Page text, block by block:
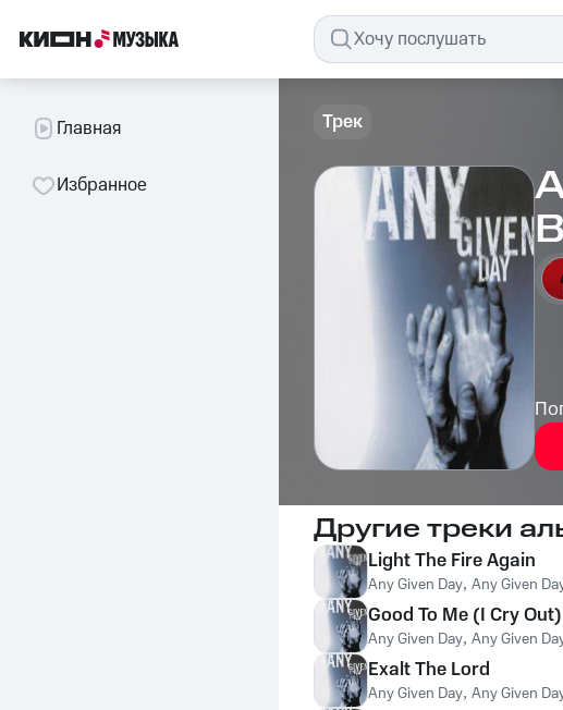
Главная
Избранное
Трек
Другие треки
Light The Fire Again
Any Given Day, Any Given
Good To Me (I Cry Out)
Any Given Day, Any Given
Exalt The Lord
Any Given Day, Any Given